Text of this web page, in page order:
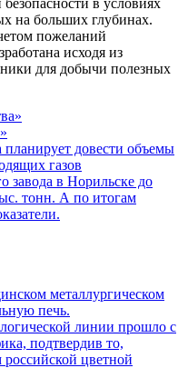
на больших глубинах.
пожеланий
исходя из
для добычи полезных
довести объемы
газов
завода в Норильске до
тонн. А по итогам
металлургическом
печь.
линии прошло с
подтвердив то,
цветной